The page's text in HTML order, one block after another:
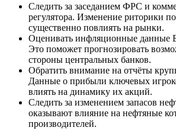
Следить за заседанием ФРС и
регулятора. Изменение риторики
существенно повлиять на рынки.
Оценивать инфляционные данные
Это поможет прогнозировать
стороны центральных банков.
Обратить внимание на отчёты
Данные о прибыли ключевых
влиять на динамику их акций.
Следить за изменением запасов
оказывают влияние на нефтяные
производителей.